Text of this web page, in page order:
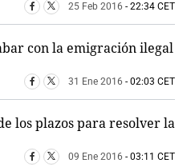
25 Feb 2016 - 22:34 CET
con la emigración ilegal
31 Ene 2016 - 02:03 CET
los plazos para resolver la
09 Ene 2016 - 03:11 CET